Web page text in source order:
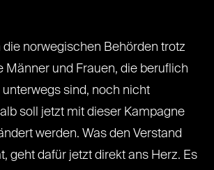
die norwegischen Behörden trotz
Männer und Frauen, die beruflich
sind, noch nicht
soll jetzt mit dieser Kampagne
werden. Was den Verstand
geht dafür jetzt direkt ans Herz. Es